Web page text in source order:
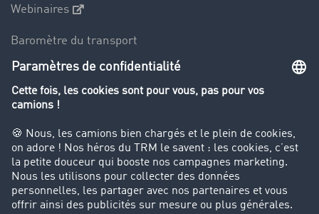
Webinaires
Baromètre du transport
Le dictionnaire du transport
Interdiction de circulation des poids lourds
Entreprise
Parrainage clients